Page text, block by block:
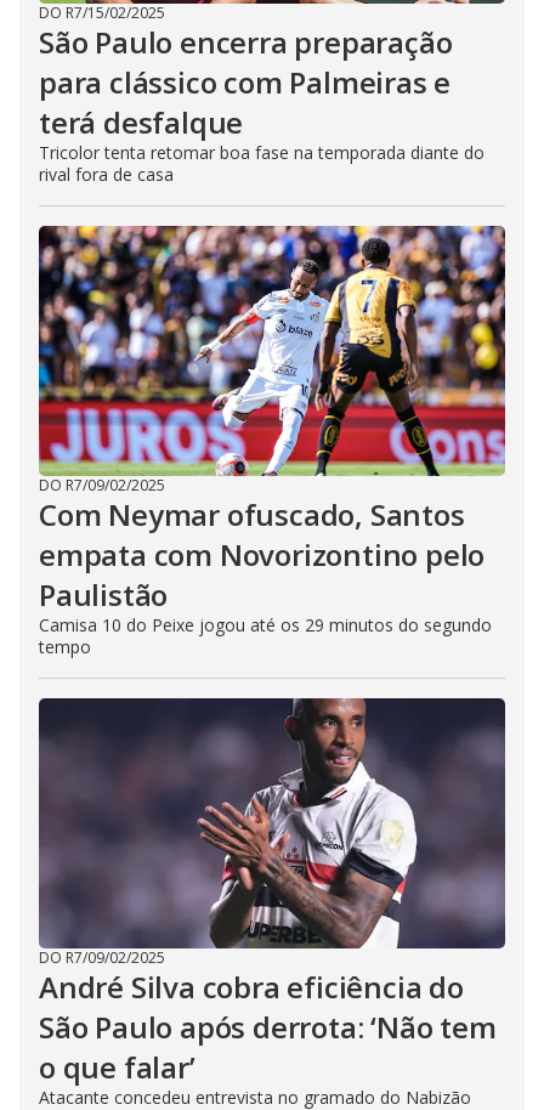
DO R7/15/02/2025
São Paulo encerra preparação
para clássico com Palmeiras e
terá desfalque
Tricolor tenta retomar boa fase na temporada diante do
rival fora de casa
DO R7/09/02/2025
Com Neymar ofuscado, Santos
empata com Novorizontino pelo
Paulistão
Camisa 10 do Peixe jogou até os 29 minutos do segundo
tempo
DO R7/09/02/2025
André Silva cobra eficiência do
São Paulo após derrota: ‘Não tem
o que falar’
Atacante concedeu entrevista no gramado do Nabizão